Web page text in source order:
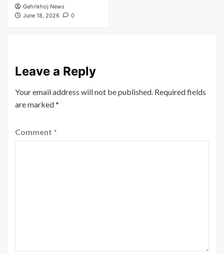
Gehrikhoj News
June 18, 2026
0
Leave a Reply
Your email address will not be published. Required fields
are marked*
Comment *